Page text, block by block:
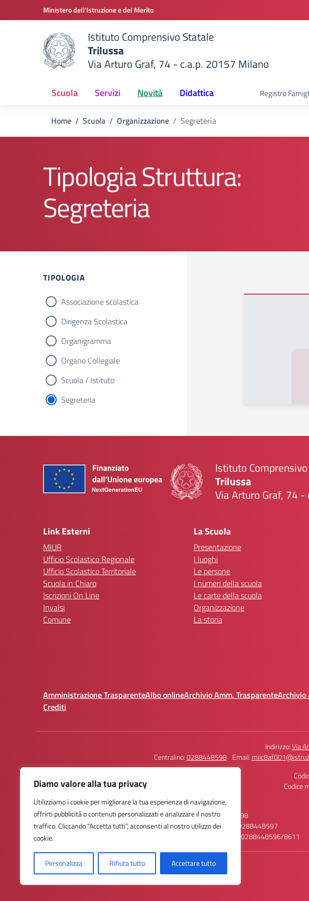
Diamo valore alla tua privacy
Utilizziamo i cookie per migliorare la tua esperienza di navigazione,
offrirti pubblicità o contenuti personalizzati e analizzare il nostro
traffico. Cliccando “Accetta tutti”, acconsenti al nostro utilizzo dei
cookie.
Personalizza Rifiuta tutto Accettare tutto
Vai ai contenuti
Vai al menu di navigazioneMinistero dell'Istruzione e del Merito
scuola
Istituto Comprensivo Statale
Trilussa
Via Arturo Graf, 74 - c.a.p. 20157 Milano
Scuola Servizi Novità Didattica Registro
Home Scuola Organizzazione Segreteria
Tipologia Struttura:
Segreteria
TIPOLOGIA
Associazione scolastica
Dirigenza Scolastica
Organigramma
Organo Collegiale
Scuola / Istituto
Segreteria
Istituto
Trilussa
Via Arturo Graf, 74
Link Esterni
MIUR
Ufficio Scolastico Regionale
Ufficio Scolastico Territoriale
Scuola in Chiaro
Iscrizioni On Line
Invalsi
Comune
La Scuola
Presentazione
I luoghi
Le persone
I numeri della scuola
Le carte della scuola
Organizzazione
La storia
Amministrazione TrasparenteAlbo onlineArchivio Amm. TrasparenteArchivio
Crediti
Indirizzo:Via
Centralino:0288448598 Email:
Codice
Istituto Comprensivo Statale
Trilussa - Via Arturo Graf, 74 - Milano
Email:miic8af001@istruzione.it
PEC: miic8af001@pec.istruzione.it
Contatti Telefonici
Portineria: 0288448598
Segreteria Didattica: 0288448597
Segreteria Personale: 0288448596/8611